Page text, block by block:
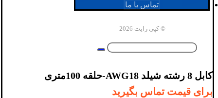
تماس با ما
© کپی رایت 2026
کابل 8 رشته شیلد AWG18-حلقه 100متری
برای قیمت تماس بگیرید